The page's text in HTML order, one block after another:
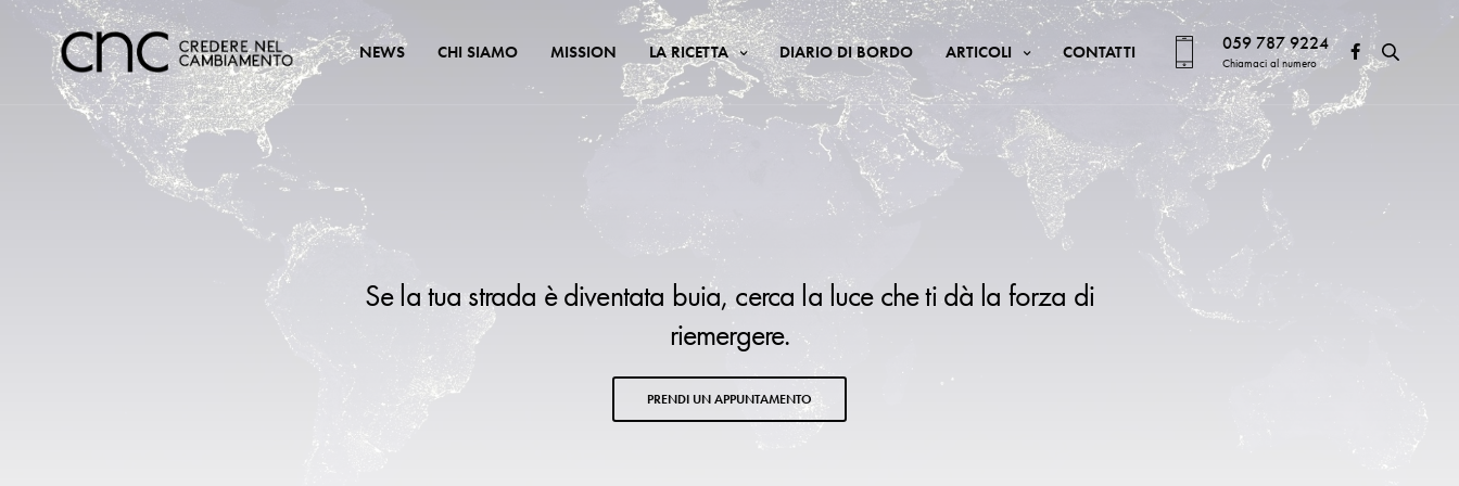
NEWS CHI SIAMO MISSION LA RICETTA DIARIO DI BORDO ARTICOLI CONTATTI 059 787 9224
Chiamaci al numero
Se la tua strada è diventata buia, cerca la luce che ti dà la forza di
riemergere.
PRENDI UN APPUNTAMENTO